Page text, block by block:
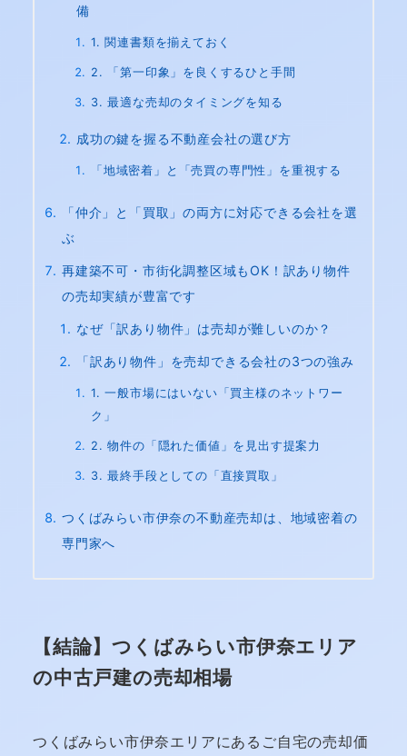
備
1. 関連書類を揃えておく
2. 「第一印象」を良くするひと手間
3. 最適な売却のタイミングを知る
成功の鍵を握る不動産会社の選び方
「地域密着」と「売買の専門性」を重視する
「仲介」と「買取」の両方に対応できる会社を選
ぶ
再建築不可・市街化調整区域もOK！訳あり物件
の売却実績が豊富です
なぜ「訳あり物件」は売却が難しいのか？
「訳あり物件」を売却できる会社の3つの強み
1. 一般市場にはいない「買主様のネットワー
ク」
2. 物件の「隠れた価値」を見出す提案力
3. 最終手段としての「直接買取」
つくばみらい市伊奈の不動産売却は、地域密着の
専門家へ
【結論】つくばみらい市伊奈エリア
の中古戸建の売却相場
つくばみらい市伊奈エリアにあるご自宅の売却価